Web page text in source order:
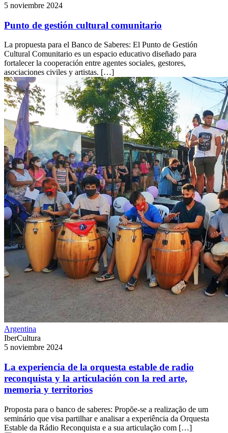
5 noviembre 2024
Punto de gestión cultural comunitario
La propuesta para el Banco de Saberes: El Punto de Gestión
Cultural Comunitario es un espacio educativo diseñado para
fortalecer la cooperación entre agentes sociales, gestores,
asociaciones civiles y artistas. […]
Argentina
IberCultura
5 noviembre 2024
La experiencia de la orquesta estable de radio
reconquista y la articulación con la red arte,
memoria y territorios
Proposta para o banco de saberes: Propõe-se a realização de um
seminário que visa partilhar e analisar a experiência da Orquesta
Estable da Rádio Reconquista e a sua articulação com […]